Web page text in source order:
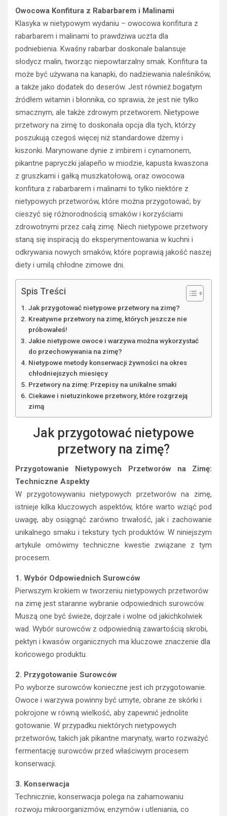
Owocowa Konfitura z Rabarbarem i Malinami
Klasyka w nietypowym wydaniu – owocowa konfitura z
rabarbarem i malinami to prawdziwa uczta dla
podniebienia. Kwaśny rabarbar doskonale balansuje
słodycz malin, tworząc niepowtarzalny smak. Konfitura ta
może być używana na kanapki, do nadziewania naleśników,
a także jako dodatek do deserów. Jest również bogatym
źródłem witamin i błonnika, co sprawia, że jest nie tylko
smacznym, ale także zdrowym przetworem. Nietypowe
przetwory na zimę to doskonała opcja dla tych, którzy
poszukują czegoś więcej niż standardowe dżemy i
kiszonki. Marynowane dynie z imbirem i cynamonem,
pikantne papryczki jalapeño w miodzie, kapusta kwaszona
z gruszkami i gałką muszkatołową, oraz owocowa
konfitura z rabarbarem i malinami to tylko niektóre z
nietypowych przetworów, które można przygotować, by
cieszyć się różnorodnością smaków i korzyściami
zdrowotnymi przez całą zimę. Niech nietypowe przetwory
staną się inspiracją do eksperymentowania w kuchni i
odkrywania nowych smaków, które poprawią jakość naszej
diety i umilą chłodne zimowe dni.
Spis Treści
Jak przygotować nietypowe przetwory na zimę?
Kreatywne przetwory na zimę, których jeszcze nie
próbowałeś!
Jakie nietypowe owoce i warzywa można wykorzystać
do przechowywania na zimę?
Nietypowe metody konserwacji żywności na okres
chłodniejszych miesięcy
Przetwory na zimę: Przepisy na unikalne smaki
Ciekawe i nietuzinkowe przetwory, które rozgrzeją
zimą
Jak przygotować nietypowe
przetwory na zimę?
Przygotowanie Nietypowych Przetworów na Zimę:
Techniczne Aspekty
W przygotowywaniu nietypowych przetworów na zimę,
istnieje kilka kluczowych aspektów, które warto wziąć pod
uwagę, aby osiągnąć zarówno trwałość, jak i zachowanie
unikalnego smaku i tekstury tych produktów. W niniejszym
artykule omówimy techniczne kwestie związane z tym
procesem.
1. Wybór Odpowiednich Surowców
Pierwszym krokiem w tworzeniu nietypowych przetworów
na zimę jest staranne wybranie odpowiednich surowców.
Muszą one być świeże, dojrzałe i wolne od jakichkolwiek
wad. Wybór surowców z odpowiednią zawartością skrobi,
pektyn i kwasów organicznych ma kluczowe znaczenie dla
końcowego produktu.
2. Przygotowanie Surowców
Po wyborze surowców konieczne jest ich przygotowanie.
Owoce i warzywa powinny być umyte, obrane ze skórki i
pokrojone w równą wielkość, aby zapewnić jednolite
gotowanie. W przypadku niektórych nietypowych
przetworów, takich jak pikantne marynaty, warto rozważyć
fermentację surowców przed właściwym procesem
konserwacji.
3. Konserwacja
Technicznie, konserwacja polega na zahamowaniu
rozwoju mikroorganizmów, enzymów i utleniania, co